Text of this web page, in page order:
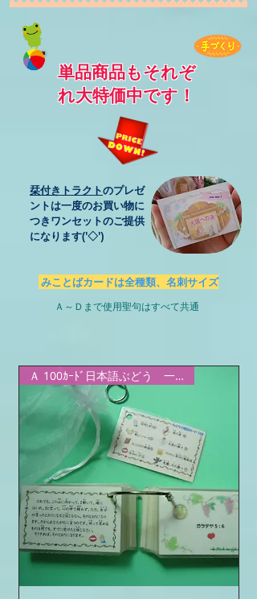
単品商品もそれぞ
れ大特価中です！
栞付きトラクトのプレゼ
ントは一度のお買い物に
つきワンセットのご提供
になります('◇')ゞ
みことばカードは全種類、名刺サイズ
​Ａ～Ｄまで使用聖句はすべて共通
Ａ 100ｶｰﾄﾞ日本語ぶどう 一番人気！